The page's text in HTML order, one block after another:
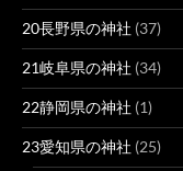
20長野県の神社 (37)
21岐阜県の神社 (34)
22静岡県の神社 (1)
23愛知県の神社 (25)